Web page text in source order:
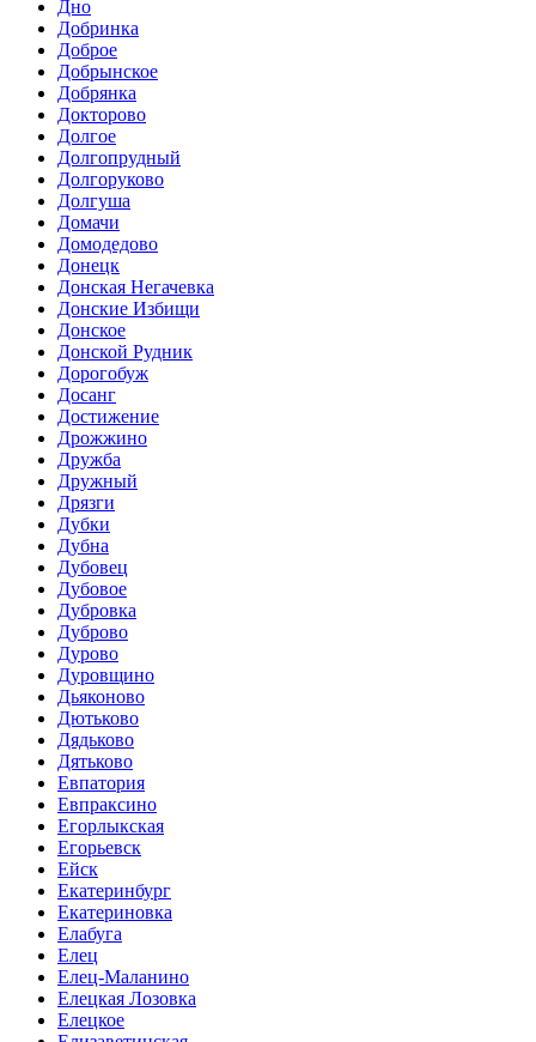
Дно
Добринка
Доброе
Добрынское
Добрянка
Докторово
Долгое
Долгопрудный
Долгоруково
Долгуша
Домачи
Домодедово
Донецк
Донская Негачевка
Донские Избищи
Донское
Донской Рудник
Дорогобуж
Досанг
Достижение
Дрожжино
Дружба
Дружный
Дрязги
Дубки
Дубна
Дубовец
Дубовое
Дубровка
Дуброво
Дурово
Дуровщино
Дьяконово
Дютьково
Дядьково
Дятьково
Евпатория
Евпраксино
Егорлыкская
Егорьевск
Ейск
Екатеринбург
Екатериновка
Елабуга
Елец
Елец-Маланино
Елецкая Лозовка
Елецкое